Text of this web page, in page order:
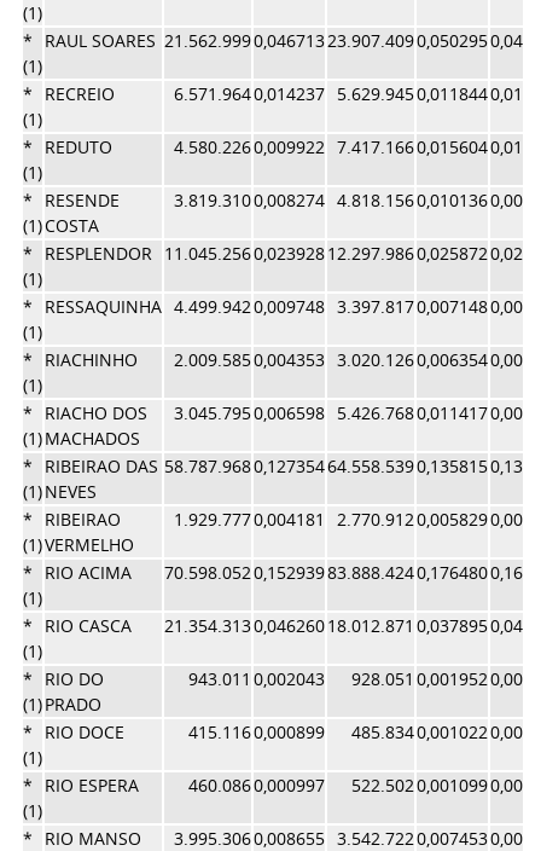
(1)
*
(1)
RAUL SOARES 21.562.9990,04671323.907.4090,050295
*
(1)
RECREIO 6.571.9640,014237 5.629.9450,011844
*
(1)
REDUTO 4.580.2260,009922 7.417.1660,015604
*
(1)
RESENDE
COSTA
3.819.3100,008274 4.818.1560,010136
*
(1)
RESPLENDOR 11.045.2560,02392812.297.9860,025872
*
(1)
RESSAQUINHA 4.499.9420,009748 3.397.8170,007148
*
(1)
RIACHINHO 2.009.5850,004353 3.020.1260,006354
*
(1)
RIACHO DOS
MACHADOS
3.045.7950,006598 5.426.7680,011417
*
(1)
RIBEIRAO DAS
NEVES
58.787.9680,12735464.558.5390,135815
*
(1)
RIBEIRAO
VERMELHO
1.929.7770,004181 2.770.9120,005829
*
(1)
RIO ACIMA 70.598.0520,15293983.888.4240,176480
*
(1)
RIO CASCA 21.354.3130,04626018.012.871 0,037895
*
(1)
RIO DO
PRADO
943.011 0,002043 928.051 0,001952
*
(1)
RIO DOCE 415.1160,000899 485.8340,001022
*
(1)
RIO ESPERA 460.0860,000997 522.5020,001099
*
RIO MANSO 3.995.3060,008655 3.542.7220,007453